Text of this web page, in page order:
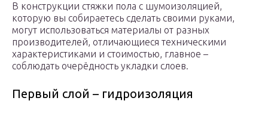
В конструкции стяжки пола с шумоизоляцией,
которую вы собираетесь сделать своими руками,
могут использоваться материалы от разных
производителей, отличающиеся техническими
характеристиками и стоимостью, главное –
соблюдать очерёдность укладки слоев.
Первый слой – гидроизоляция